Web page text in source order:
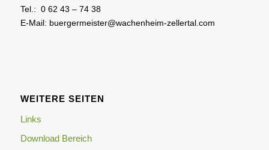
Tel.: 0 62 43 – 74 38
E-Mail: buergermeister@wachenheim-zellertal.com
WEITERE SEITEN
Links
Download Bereich